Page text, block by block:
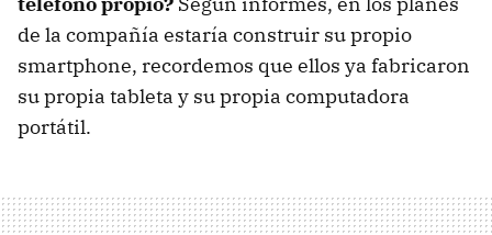
de la compañía estaría construir su propio
smartphone, recordemos que ellos ya fabricaron
su propia tableta y su propia computadora
portátil.